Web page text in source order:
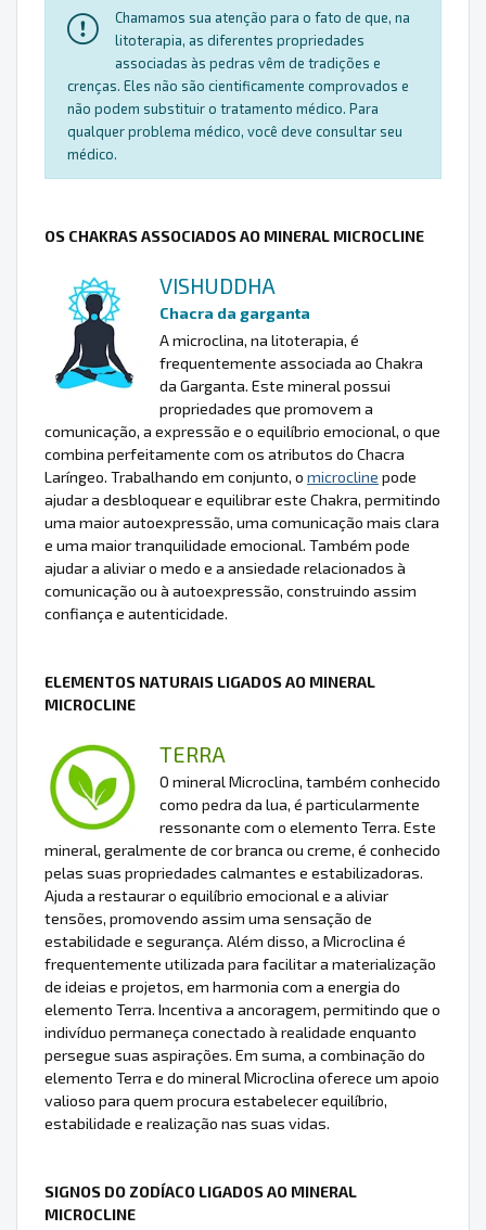
Chamamos sua atenção para o fato de que, na
litoterapia, as diferentes propriedades
associadas às pedras vêm de tradições e
crenças. Eles não são cientificamente comprovados e
não podem substituir o tratamento médico. Para
qualquer problema médico, você deve consultar seu
médico.
OS CHAKRAS ASSOCIADOS AO MINERAL MICROCLINE
VISHUDDHA
Chacra da garganta
A microclina, na litoterapia, é
frequentemente associada ao Chakra
da Garganta. Este mineral possui
propriedades que promovem a
comunicação, a expressão e o equilíbrio emocional, o que
combina perfeitamente com os atributos do Chacra
Laríngeo. Trabalhando em conjunto, o microcline pode
ajudar a desbloquear e equilibrar este Chakra, permitindo
uma maior autoexpressão, uma comunicação mais clara
e uma maior tranquilidade emocional. Também pode
ajudar a aliviar o medo e a ansiedade relacionados à
comunicação ou à autoexpressão, construindo assim
confiança e autenticidade.
ELEMENTOS NATURAIS LIGADOS AO MINERAL
MICROCLINE
TERRA
O mineral Microclina, também conhecido
como pedra da lua, é particularmente
ressonante com o elemento Terra. Este
mineral, geralmente de cor branca ou creme, é conhecido
pelas suas propriedades calmantes e estabilizadoras.
Ajuda a restaurar o equilíbrio emocional e a aliviar
tensões, promovendo assim uma sensação de
estabilidade e segurança. Além disso, a Microclina é
frequentemente utilizada para facilitar a materialização
de ideias e projetos, em harmonia com a energia do
elemento Terra. Incentiva a ancoragem, permitindo que o
indivíduo permaneça conectado à realidade enquanto
persegue suas aspirações. Em suma, a combinação do
elemento Terra e do mineral Microclina oferece um apoio
valioso para quem procura estabelecer equilíbrio,
estabilidade e realização nas suas vidas.
SIGNOS DO ZODÍACO LIGADOS AO MINERAL
MICROCLINE